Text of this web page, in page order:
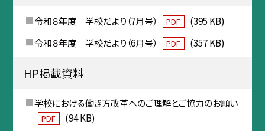
令和８年度 学校だより（7月号） PDF
(395 KB)
令和８年度 学校だより（6月号）
PDF (357 KB)
HP掲載資料
学校における働き方改革へのご理解とご協力のお願い
PDF
(94 KB)